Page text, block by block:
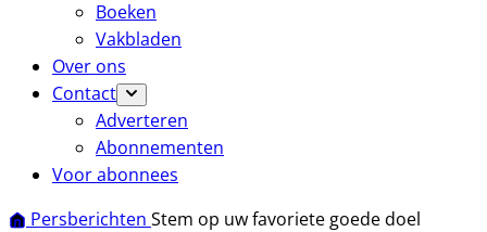
Boeken
Vakbladen
Over ons
Contact
Adverteren
Abonnementen
Voor abonnees
Persberichten Stem op uw favoriete goede doel